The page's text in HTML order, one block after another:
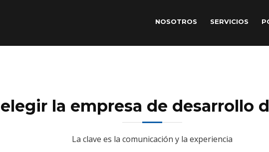
NOSOTROS SERVICIOS
la empresa de desarrollo
La clave es la comunicación y la experiencia